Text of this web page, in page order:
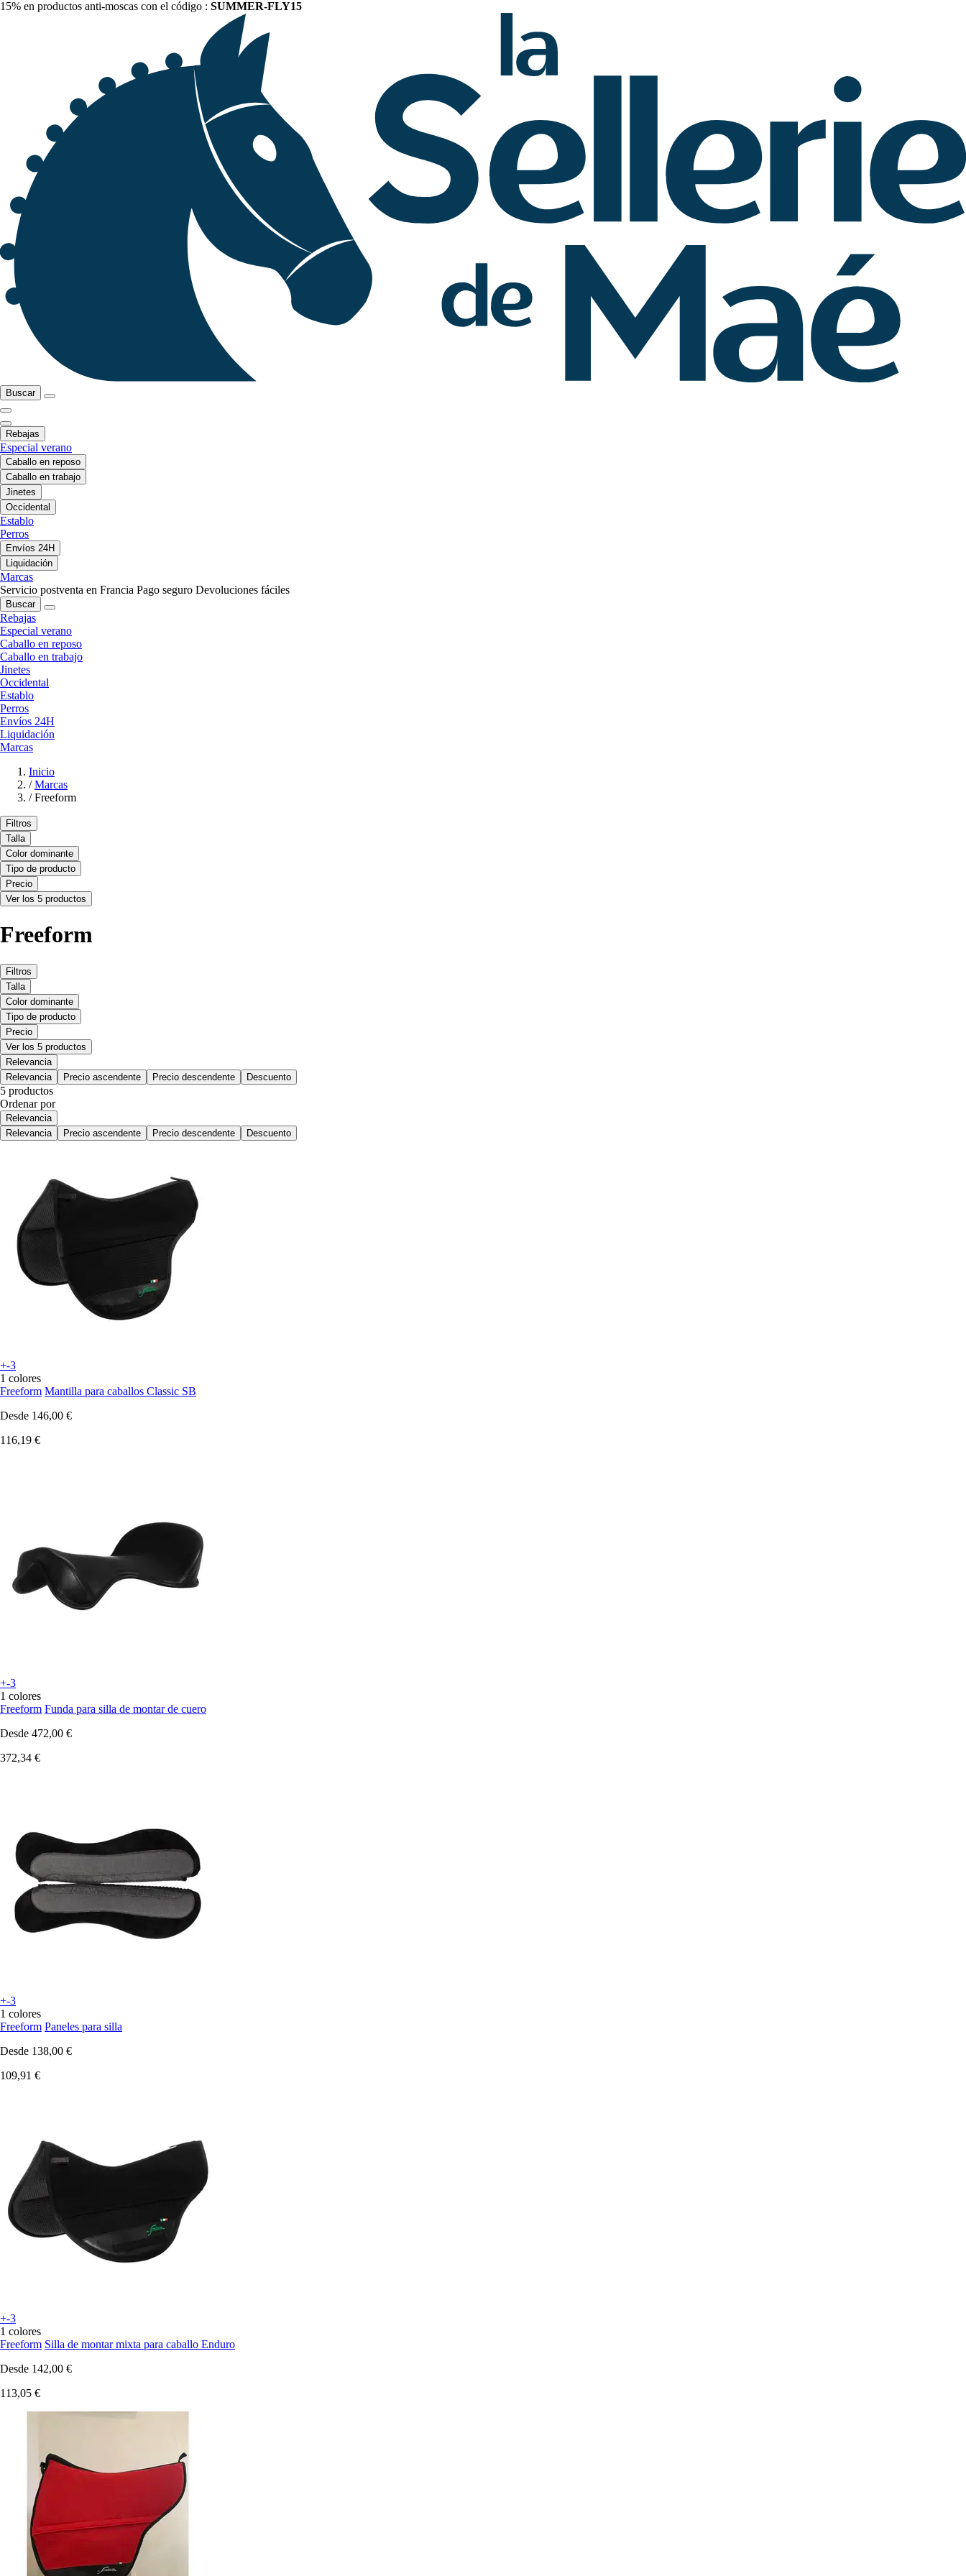
15% en productos anti-moscas con el código : SUMMER-FLY15
Buscar
Rebajas
Especial verano
Caballo en reposo
Caballo en trabajo
Jinetes
Occidental
Establo
Perros
Envíos 24H
Liquidación
Marcas
Servicio postventa en Francia Pago seguro Devoluciones fáciles
Buscar
Rebajas
Especial verano
Caballo en reposo
Caballo en trabajo
Jinetes
Occidental
Establo
Perros
Envíos 24H
Liquidación
Marcas
Inicio
/ Marcas
/ Freeform
Filtros
Talla
Color dominante
Tipo de producto
Precio
Ver los 5 productos
Freeform
Filtros
Talla
Color dominante
Tipo de producto
Precio
Ver los 5 productos
Relevancia
Relevancia
Precio ascendente Precio descendente Descuento
5 productos
Ordenar por
Relevancia
Relevancia
Precio ascendente Precio descendente Descuento
+-3
1 colores
Freeform Mantilla para caballos Classic SB
Desde 146,00 €
116,19 €
+-3
1 colores
Freeform Funda para silla de montar de cuero
Desde 472,00 €
372,34 €
+-3
1 colores
Freeform Paneles para silla
Desde 138,00 €
109,91 €
+-3
1 colores
Freeform Silla de montar mixta para caballo Enduro
Desde 142,00 €
113,05 €